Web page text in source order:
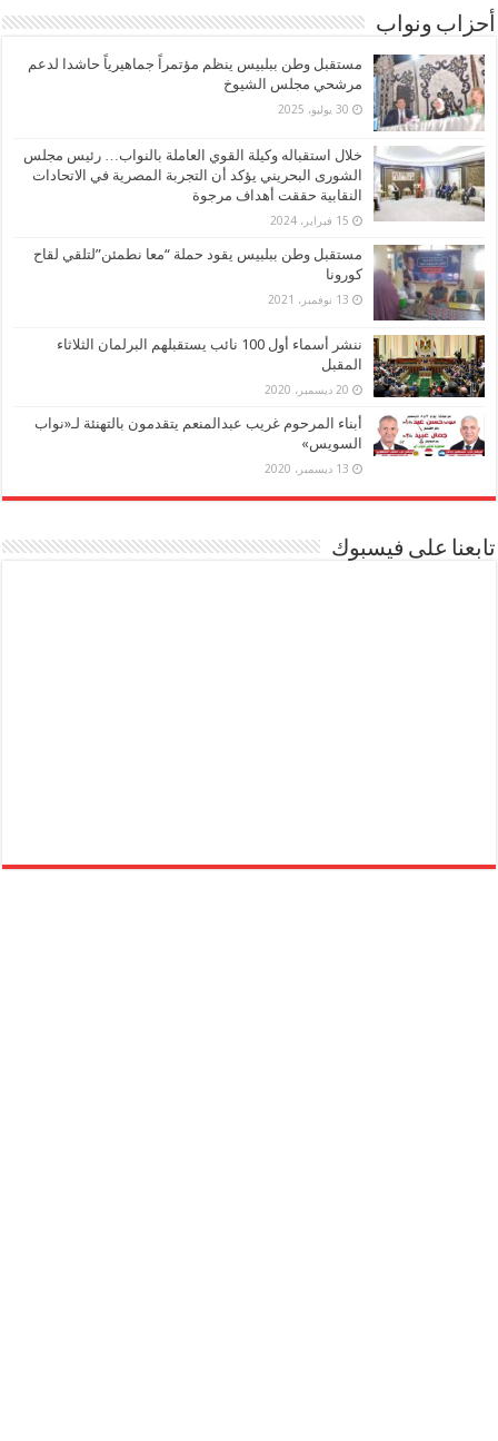
أحزاب ونواب
مستقبل وطن ببلبيس ينظم مؤتمراً جماهيرياً حاشدا لدعم
مرشحي مجلس الشيوخ
30 يوليو، 2025
خلال استقباله وكيلة القوي العاملة بالنواب… رئيس مجلس
الشورى البحريني يؤكد أن التجربة المصرية في الاتحادات
النقابية حققت أهداف مرجوة
15 فبراير، 2024
مستقبل وطن ببلبيس يقود حملة “معا نطمئن”لتلقي لقاح
كورونا
13 نوفمبر، 2021
ننشر أسماء أول 100 نائب يستقبلهم البرلمان الثلاثاء
المقبل
20 ديسمبر، 2020
أبناء المرحوم غريب عبدالمنعم يتقدمون بالتهنئة لـ«نواب
السويس»
13 ديسمبر، 2020
تابعنا على فيسبوك